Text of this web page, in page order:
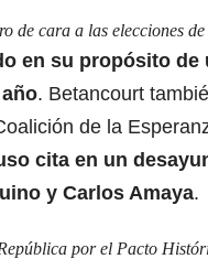
de cara a las elecciones
en su propósito de
. Betancourt
de la
cita en un
y Carlos Amaya.
por el Pacto